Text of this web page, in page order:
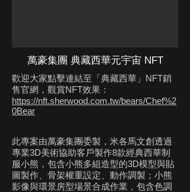
萬豪集團 典藏西華元宇宙 NFT
歡迎大家點擊連結至「典藏西華」NFT銷
售官網，觀賞NFT效果：
https://nft.sherwood.com.tw/bears/Chef%2
0Bear
此專案由萬豪集團委製，米各馬文創透過
專業3D美術協助客戶製作8款經典西華制
服小熊，包含小熊多組造型的3D模型與貼
圖製作、骨架權重設定、動作調製；小熊
影像與環景房型場景合成作業，包含色調